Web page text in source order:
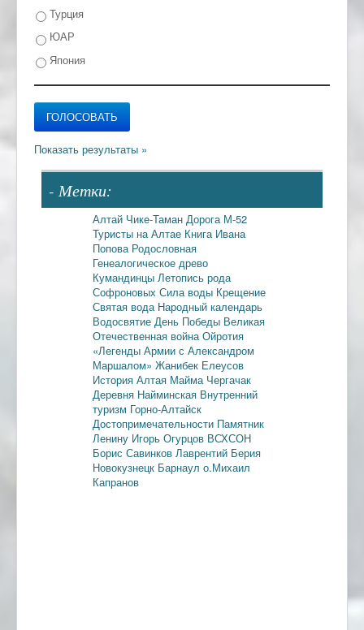
Турция
ЮАР
Япония
- Метки:
Алтай Чике-Таман Дорога М-52
Туристы на Алтае Книга Ивана
Попова Родословная
Генеалогическое древо
Кумандинцы Летопись рода
Софроновых Сила воды Крещение
Святая вода Народный календарь
Водосвятие День Победы Великая
Отечественная война Ойротия
«Легенды Армии с Александром
Маршалом» Жанибек Елеусов
История Алтая Майма Чергачак
Деревня Найминская Внутренний
туризм Горно-Алтайск
Достопримечательности Памятник
Ленину Игорь Огурцов ВСХСОН
Борис Савинков Лаврентий Берия
Новокузнецк Барнаул о.Михаил
Капранов